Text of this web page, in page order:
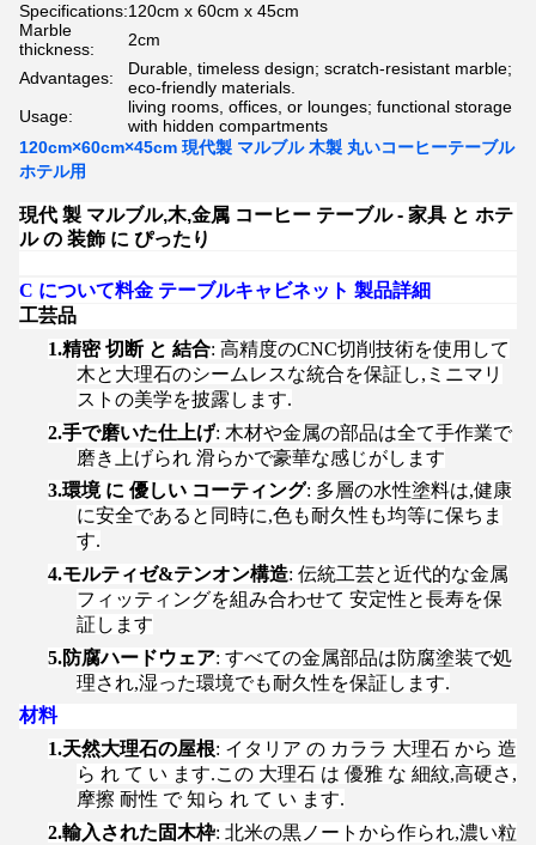
Specifications:120cm x 60cm x 45cm
Marble
thickness:
2cm
Advantages:
Durable, timeless design; scratch-resistant marble;
eco-friendly materials.
Usage:
living rooms, offices, or lounges; functional storage
with hidden compartments
120cm×60cm×45cm 現代製 マルブル 木製 丸いコーヒーテーブル
ホテル用
現代 製 マルブル,木,金属 コーヒー テーブル - 家具 と ホテ
ル の 装飾 に ぴったり
C について料金 テーブルキャビネット 製品詳細
工芸品
1.精密 切断 と 結合: 高精度のCNC切削技術を使用して
木と大理石のシームレスな統合を保証し,ミニマリ
ストの美学を披露します.
2.手で磨いた仕上げ: 木材や金属の部品は全て手作業で
磨き上げられ 滑らかで豪華な感じがします
3.環境 に 優しい コーティング: 多層の水性塗料は,健康
に安全であると同時に,色も耐久性も均等に保ちま
す.
4.モルティゼ&テンオン構造: 伝統工芸と近代的な金属
フィッティングを組み合わせて 安定性と長寿を保
証します
5.防腐ハードウェア: すべての金属部品は防腐塗装で処
理され,湿った環境でも耐久性を保証します.
材料
1.天然大理石の屋根: イタリア の カララ 大理石 から 造
ら れ て い ます.この 大理石 は 優雅 な 細紋,高硬さ,
摩擦 耐性 で 知ら れ て い ます.
2.輸入された固木枠: 北米の黒ノートから作られ,濃い粒